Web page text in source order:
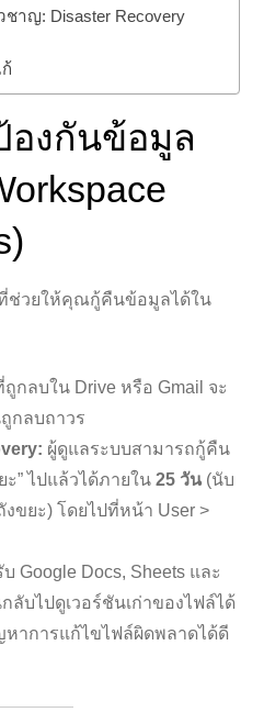
ชาญ: Disaster Recovery
องกันข้อมูล
ช่วยให้คุณกู้คืนข้อมูลได้ใน
กลบใน Drive หรือ Gmail จะ
กลบถาวร
ผู้ดูแลระบบสามารถกู้คืน
” ไปแล้วได้ภายใน25 วัน (นับ
ขยะ) โดยไปที่หน้า User >
Google Docs, Sheets และ
บไปดูเวอร์ชันเก่าของไฟล์ได้
หาการแก้ไขไฟล์ผิดพลาดได้ดี